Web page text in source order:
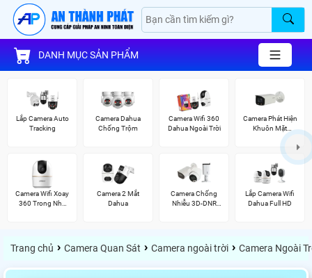
DANH MỤC SẢN PHẨM
Lắp Camera Auto
Tracking
Camera Dahua
Chống Trộm
Camera Wifi 360
Dahua Ngoài Trời
Camera Phát Hiện
Khuôn Mặt
Camera Wifi Xoay
360 Trong Nhà
Camera 2 Mắt
Dahua
Camera Chống
Nhiễu 3D-DNR
Lắp Camera Wifi
Dahua Full HD
Trang chủ › Camera Quan Sát › Camera ngoài trời › Camera Ngoài